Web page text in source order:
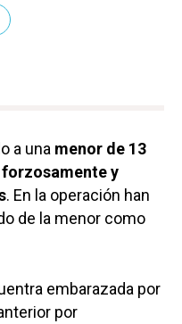
a una menor de 13
y
. En la operación han
de la menor como
embarazada por
por